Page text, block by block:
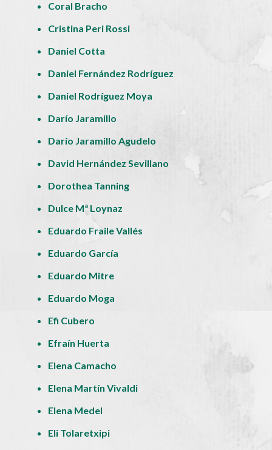
Coral Bracho
Cristina Peri Rossi
Daniel Cotta
Daniel Fernández Rodríguez
Daniel Rodríguez Moya
Darío Jaramillo
Darío Jaramillo Agudelo
David Hernández Sevillano
Dorothea Tanning
Dulce Mª Loynaz
Eduardo Fraile Vallés
Eduardo García
Eduardo Mitre
Eduardo Moga
Efi Cubero
Efraín Huerta
Elena Camacho
Elena Martín Vivaldi
Elena Medel
Eli Tolaretxipi